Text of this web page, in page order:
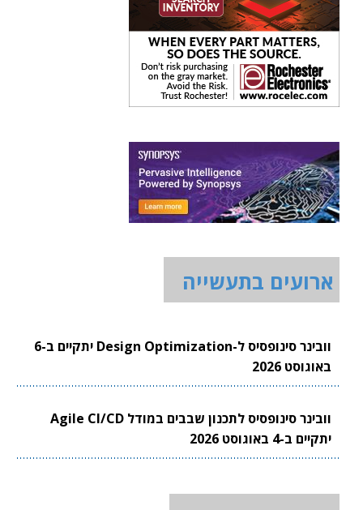
ארועים בתעשייה
וובינר סינופסיס ל-Design Optimization יתקיים ב-6
באוגוסט 2026
וובינר סינופסיס לתכנון שבבים במודל Agile CI/CD
יתקיים ב-4 באוגוסט 2026